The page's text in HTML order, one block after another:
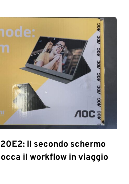
Il secondo schermo
il workflow in viaggio